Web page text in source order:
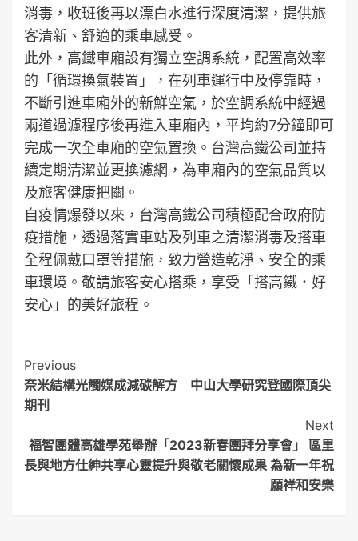
消毒，收班後再以漂白水進行深度清潔，提供旅
客清新、舒適的乘車感受。
此外，高鐵車廂設有獨立空調系統，配置高效率
的「循環換氣裝置」，在列車運行中及停靠時，
不斷引進車廂外的新鮮空氣，於空調系統中經過
兩道過濾程序後再進入車廂內，平均約7分鐘即可
完成一次全車廂的空氣置換。台灣高鐵公司並持
續定期清潔並更換濾網，為車廂內的空氣品質以
及旅客健康把關。
自疫情爆發以來，台灣高鐵公司積極配合政府防
疫措施，透過落實車站及列車之清潔消毒及搭車
全程佩戴口罩等措施，致力營造乾淨、安全的乘
車環境。敬請旅客安心搭乘，享受「搭高鐵．好
安心」的美好旅程。
Post
Navigation
Previous
奈米結構光觸媒成減碳解方 中山大學研究登國際頂尖
期刊
Next
福智團體高雄學苑舉辦「2023新春團拜分享會」 區里
長與地方仕紳共享心靈提升與敬老關懷成果 為新一年祝
願祥和安樂